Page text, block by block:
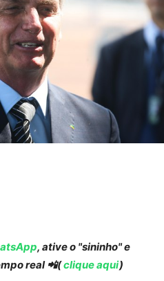
, ative o "sininho" e
real 📲(clique aqui)